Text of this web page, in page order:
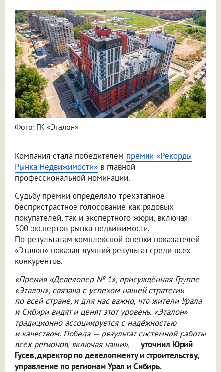
Фото: ГК «Эталон»
Компания стала победителем премии «Рекорды
Рынка Недвижимости» в главной
профессиональной номинации.
Судьбу премии определяло трёхэтапное
беспристрастное голосование как рядовых
покупателей, так и экспертного жюри, включая
500 экспертов рынка недвижимости.
По результатам комплексной оценки показателей
«Эталон» показал лучший результат среди всех
конкурентов.
«Премия «Девелопер № 1», присуждённая Группе
«Эталон», связана с успехом нашей стратегии
по всей стране, и для нас важно, что жители Урала
и Сибири видят и ценят этот уровень. «Эталон»
традиционно ассоциируется с надёжностью
и качеством. Победа — результат системной работы
всех регионов, включая наши», — уточнил Юрий
Гусев, директор по девелопменту и строительству,
управление по регионам Урал и Сибирь.